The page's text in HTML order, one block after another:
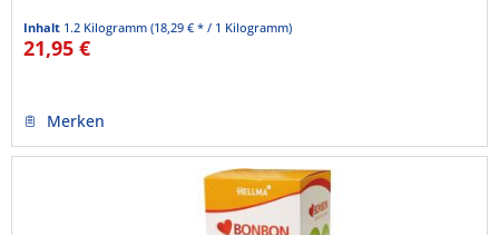
Inhalt 1.2 Kilogramm(18,29 € * / 1 Kilogramm)
21,95 €
Merken